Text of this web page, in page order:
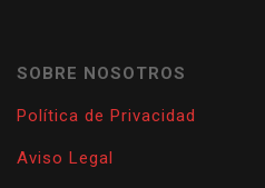
SOBRE NOSOTROS
Política de Privacidad
Aviso Legal